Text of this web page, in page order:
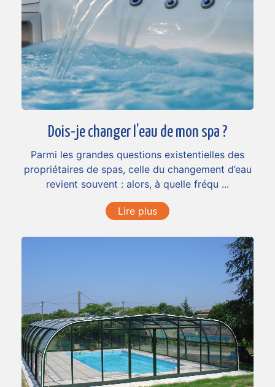
Dois-je changer l’eau de mon spa ?
Parmi les grandes questions existentielles des
propriétaires de spas, celle du changement d’eau
revient souvent : alors, à quelle fréqu ...
Lire plus